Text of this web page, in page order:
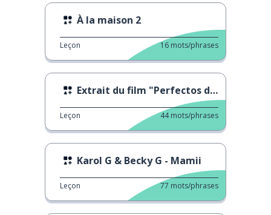
À la maison 2
Leçon 16 mots/phrases
Extrait du film "Perfectos desconocidos"
Leçon 44 mots/phrases
Karol G & Becky G - Mamii
Leçon 77 mots/phrases